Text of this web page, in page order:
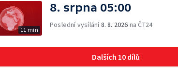
11 min
8. srpna 05:00
Poslední vysílání8. 8. 2026 na ČT24
Dalších 10 dílů